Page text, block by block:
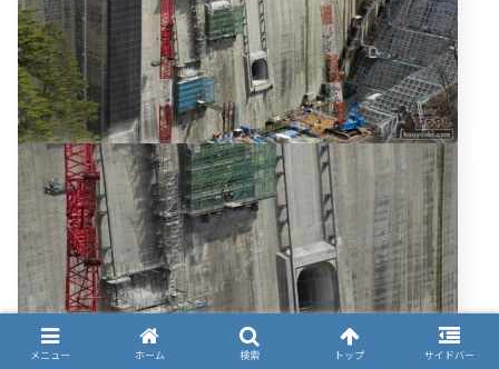
メニュー ホーム 検索 トップ サイドバー